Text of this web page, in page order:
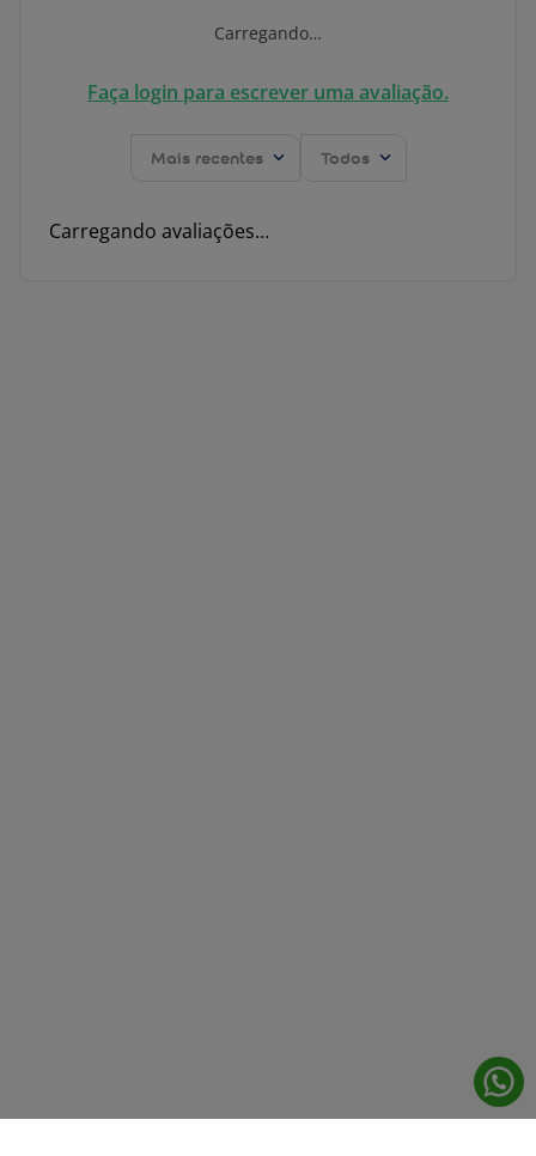
Carregando…
Faça login para escrever uma avaliação.
Mais recentes Todos
Carregando avaliações…